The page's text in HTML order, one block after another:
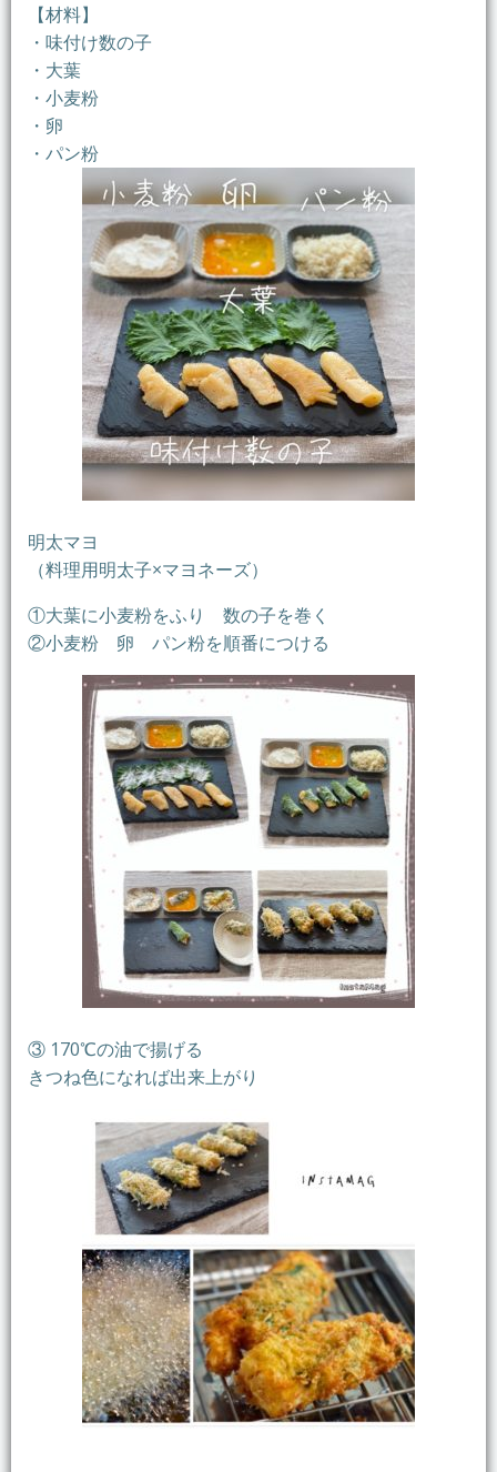
【材料】
・味付け数の子
・大葉
・小麦粉
・卵
・パン粉
明太マヨ
（料理用明太子×マヨネーズ）
①大葉に小麦粉をふり 数の子を巻く
②小麦粉 卵 パン粉を順番につける
③ 170℃の油で揚げる
きつね色になれば出来上がり